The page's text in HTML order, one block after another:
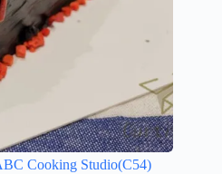
Cooking Studio(C54)